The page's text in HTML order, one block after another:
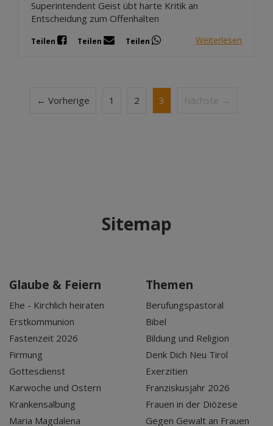
Superintendent Geist übt harte Kritik an
Entscheidung zum Offenhalten
Teilen Teilen Teilen Weiterlesen
← Vorherige 1 2 3 Nächste →
Sitemap
Glaube & Feiern
Ehe - Kirchlich heiraten
Erstkommunion
Fastenzeit 2026
Firmung
Gottesdienst
Karwoche und Ostern
Krankensalbung
Maria Magdalena
Themen
Berufungspastoral
Bibel
Bildung und Religion
Denk Dich Neu Tirol
Exerzitien
Franziskusjahr 2026
Frauen in der Diözese
Gegen Gewalt an Frauen